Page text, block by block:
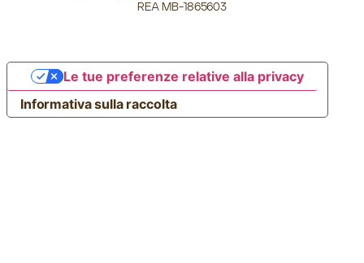
REA MB-1865603
Informativa sulla raccolta
Le tue preferenze relative alla privacy